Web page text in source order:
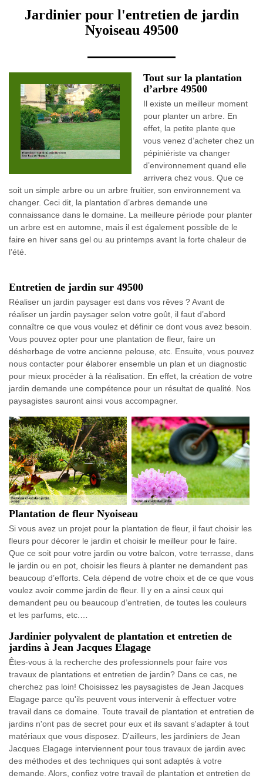
Jardinier pour l'entretien de jardin
Nyoiseau 49500
Tout sur la plantation
d’arbre 49500
Il existe un meilleur moment
pour planter un arbre. En
effet, la petite plante que
vous venez d’acheter chez un
pépiniériste va changer
d’environnement quand elle
arrivera chez vous. Que ce
soit un simple arbre ou un arbre fruitier, son environnement va
changer. Ceci dit, la plantation d’arbres demande une
connaissance dans le domaine. La meilleure période pour planter
un arbre est en automne, mais il est également possible de le
faire en hiver sans gel ou au printemps avant la forte chaleur de
l’été.
Entretien de jardin sur 49500
Réaliser un jardin paysager est dans vos rêves ? Avant de
réaliser un jardin paysager selon votre goût, il faut d’abord
connaître ce que vous voulez et définir ce dont vous avez besoin.
Vous pouvez opter pour une plantation de fleur, faire un
désherbage de votre ancienne pelouse, etc. Ensuite, vous pouvez
nous contacter pour élaborer ensemble un plan et un diagnostic
pour mieux procéder à la réalisation. En effet, la création de votre
jardin demande une compétence pour un résultat de qualité. Nos
paysagistes sauront ainsi vous accompagner.
Plantation de fleur Nyoiseau
Si vous avez un projet pour la plantation de fleur, il faut choisir les
fleurs pour décorer le jardin et choisir le meilleur pour le faire.
Que ce soit pour votre jardin ou votre balcon, votre terrasse, dans
le jardin ou en pot, choisir les fleurs à planter ne demandent pas
beaucoup d’efforts. Cela dépend de votre choix et de ce que vous
voulez avoir comme jardin de fleur. Il y en a ainsi ceux qui
demandent peu ou beaucoup d’entretien, de toutes les couleurs
et les parfums, etc.…
Jardinier polyvalent de plantation et entretien de
jardins à Jean Jacques Elagage
Êtes-vous à la recherche des professionnels pour faire vos
travaux de plantations et entretien de jardin? Dans ce cas, ne
cherchez pas loin! Choisissez les paysagistes de Jean Jacques
Elagage parce qu'ils peuvent vous intervenir à effectuer votre
travail dans ce domaine. Toute travail de plantation et entretien de
jardins n'ont pas de secret pour eux et ils savant s'adapter à tout
matériaux que vous disposez. D'ailleurs, les jardiniers de Jean
Jacques Elagage interviennent pour tous travaux de jardin avec
des méthodes et des techniques qui sont adaptés à votre
demande. Alors, confiez votre travail de plantation et entretien de